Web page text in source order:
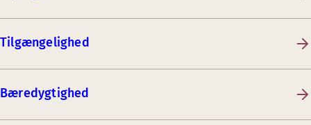
Tilgængelighed
Bæredygtighed